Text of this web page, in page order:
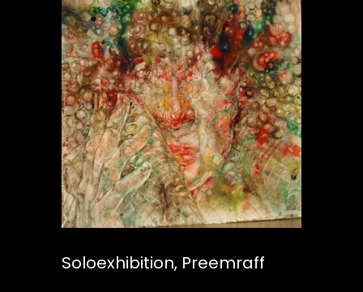
Soloexhibition, Preemraff